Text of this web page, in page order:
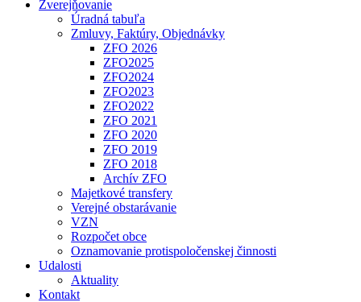
Zverejňovanie
Úradná tabuľa
Zmluvy, Faktúry, Objednávky
ZFO 2026
ZFO2025
ZFO2024
ZFO2023
ZFO2022
ZFO 2021
ZFO 2020
ZFO 2019
ZFO 2018
Archív ZFO
Majetkové transfery
Verejné obstarávanie
VZN
Rozpočet obce
Oznamovanie protispoločenskej činnosti
Udalosti
Aktuality
Kontakt